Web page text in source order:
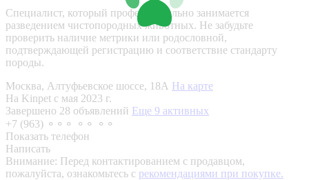
Специалист, который профессионально занимается
разведением чистопородных животных. Не забудьте
проверить наличие метрики или родословной,
подтверждающей регистрацию и соответствие стандарту
породы.
Москва, Алтуфьевское шоссе, 18А На карте
На Kinpet c мая 2023 г.
Завершено 28 объявлений Еще 9 активных
+7 (963) ⚬⚬⚬ ⚬⚬ ⚬⚬
Показать телефон
Написать
Внимание: Перед контактированием с продавцом,
пожалуйста, ознакомьтесь с рекомендациями при покупке.